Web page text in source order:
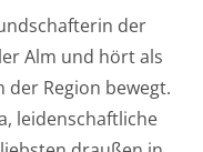
der
Alm und hört als
der Region bewegt.
leidenschaftliche